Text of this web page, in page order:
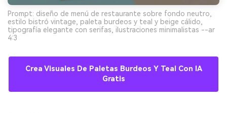
Prompt: diseño de menú de restaurante sobre fondo neutro,
estilo bistró vintage, paleta burdeos y teal y beige cálido,
tipografía elegante con serifas, ilustraciones minimalistas --ar
4:3
Crea Visuales De Paletas Burdeos Y Teal Con IA
Gratis